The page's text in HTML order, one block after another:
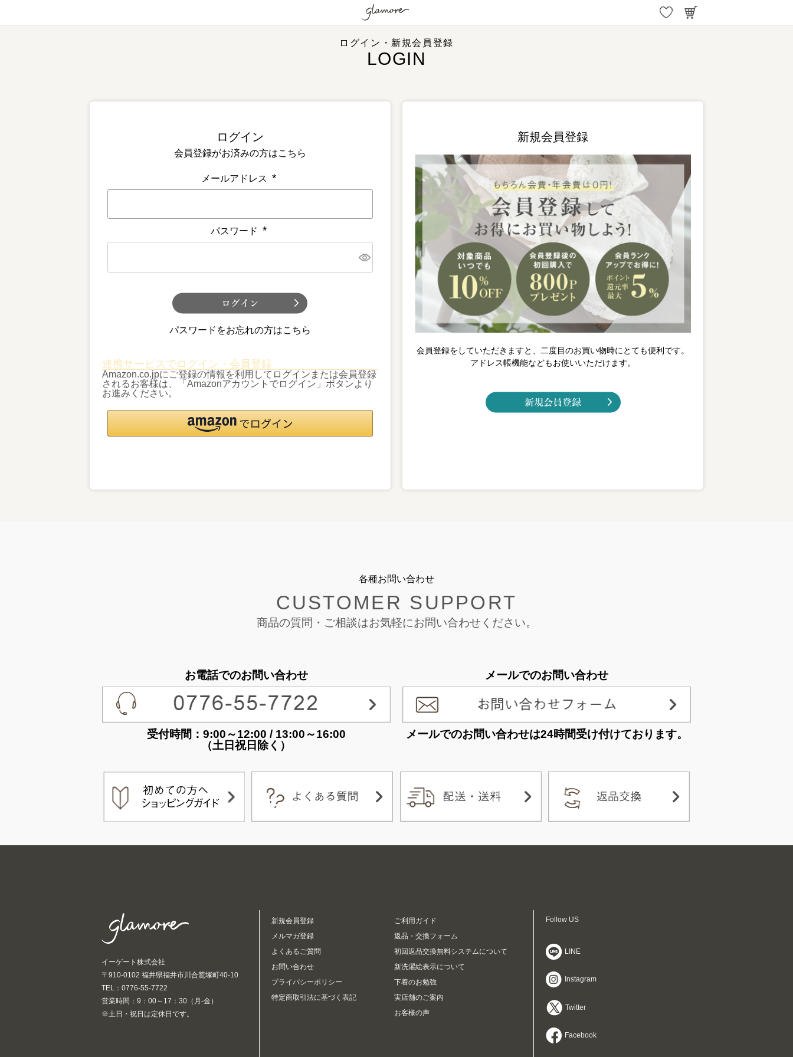
ログイン・新規会員登録
会員登録がお済みの方はこちら
メールアドレス
(
)
パスワード
(
パスワードをお忘れの方はこちら
連携サービスでログイン・会員登録
Amazon.co.jpにご登録の情報を利用してログインまたは会員登録
されるお客様は、「Amazonアカウントでログイン」ボタンより
お進みください。
会員登録をしていただきますと、二度目のお買い物時にとても便利です。
アドレス帳機能などもお使いいただけます。
各種お問い合わせ
CUSTOMER SUPPORT
商品の質問・ご相談はお気軽にお問い合わせください。
お電話でのお問い合わせ
受付時間：9:00～12:00 / 13:00～16:00
（土日祝日除く）
メールでのお問い合わせ
メールでのお問い合わせは24時間受け付けております。
イーゲート株式会社
〒910-0102 福井県福井市川合鷲塚町40-10
TEL：0776-55-7722
営業時間：9：00～17：30（月-金）
※土日・祝日は定休日です。
新規会員登録
メルマガ登録
よくあるご質問
お問い合わせ
プライバシーポリシー
特定商取引法に基づく表記
ご利用ガイド
返品・交換フォーム
初回返品交換無料システムについて
新洗濯絵表示について
下着のお勉強
実店舗のご案内
お客様の声
Follow US
LINE
Instagram
Twitter
Facebook